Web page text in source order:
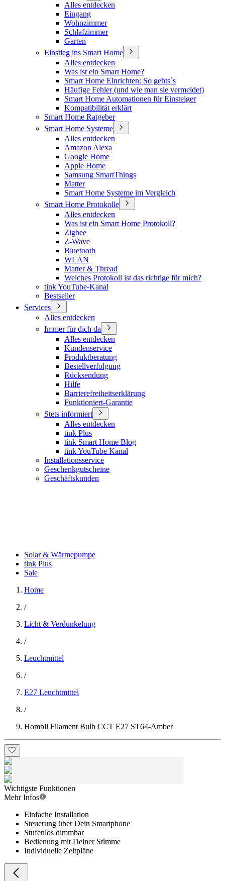
Alles entdecken
Eingang
Wohnzimmer
Schlafzimmer
Garten
Einstieg ins Smart Home
Alles entdecken
Was ist ein Smart Home?
Smart Home Einrichten: So gehts`s
Häufige Fehler (und wie man sie vermeidet)
Smart Home Automationen für Einsteiger
Kompatibilität erklärt
Smart Home Ratgeber
Smart Home Systeme
Alles entdecken
Amazon Alexa
Google Home
Apple Home
Samsung SmartThings
Matter
Smart Home Systeme im Vergleich
Smart Home Protokolle
Alles entdecken
Was ist ein Smart Home Protokoll?
Zigbee
Z-Wave
Bluetooth
WLAN
Matter & Thread
Welches Protokoll ist das richtige für mich?
tink YouTube-Kanal
Bestseller
Services
Alles entdecken
Immer für dich da
Alles entdecken
Kundenservice
Produktberatung
Bestellverfolgung
Rücksendung
Hilfe
Barrierefreiheitserklärung
Funktioniert-Garantie
Stets informiert
Alles entdecken
tink Plus
tink Smart Home Blog
tink YouTube Kanal
Installationsservice
Geschenkgutscheine
Geschäftskunden
Solar & Wärmepumpe
tink Plus
Sale
Home
/
Licht & Verdunkelung
/
Leuchtmittel
/
E27 Leuchtmittel
/
Hombli Filament Bulb CCT E27 ST64-Amber
Wichtigste Funktionen
Mehr Infos
Einfache Installation
Steuerung über Dein Smartphone
Stufenlos dimmbar
Bedienung mit Deiner Stimme
Individuelle Zeitpläne